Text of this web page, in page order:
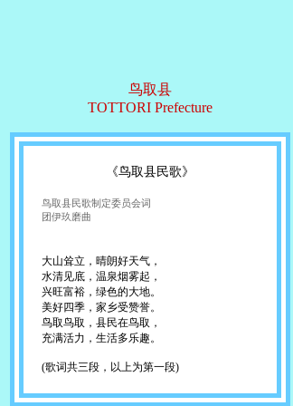
鸟取县
TOTTORI Prefecture
《鸟取县民歌》
鸟取县民歌制定委员会词
团伊玖磨曲
大山耸立，晴朗好天气，
水清见底，温泉烟雾起，
兴旺富裕，绿色的大地。
美好四季，家乡受赞誉。
鸟取鸟取，县民在鸟取，
充满活力，生活多乐趣。
(歌词共三段，以上为第一段)